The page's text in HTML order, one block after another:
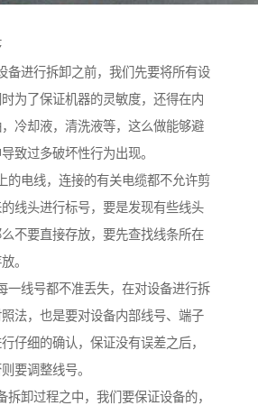
进行拆卸之前，我们先要将所有设
为了保证机器的灵敏度，还得在内
冷却液，清洗液等，这么做能够避
致过多破坏性行为出现。
电线，连接的有关电缆都不允许剪
线头进行标号，要是发现有些线头
不要直接存放，要先查找线条所在
。
线号都不准丢失，在对设备进行拆
法，也是要对设备内部线号、端子
仔细的确认，保证没有误差之后，
要调整线号。
卸过程之中，我们要保证设备的，